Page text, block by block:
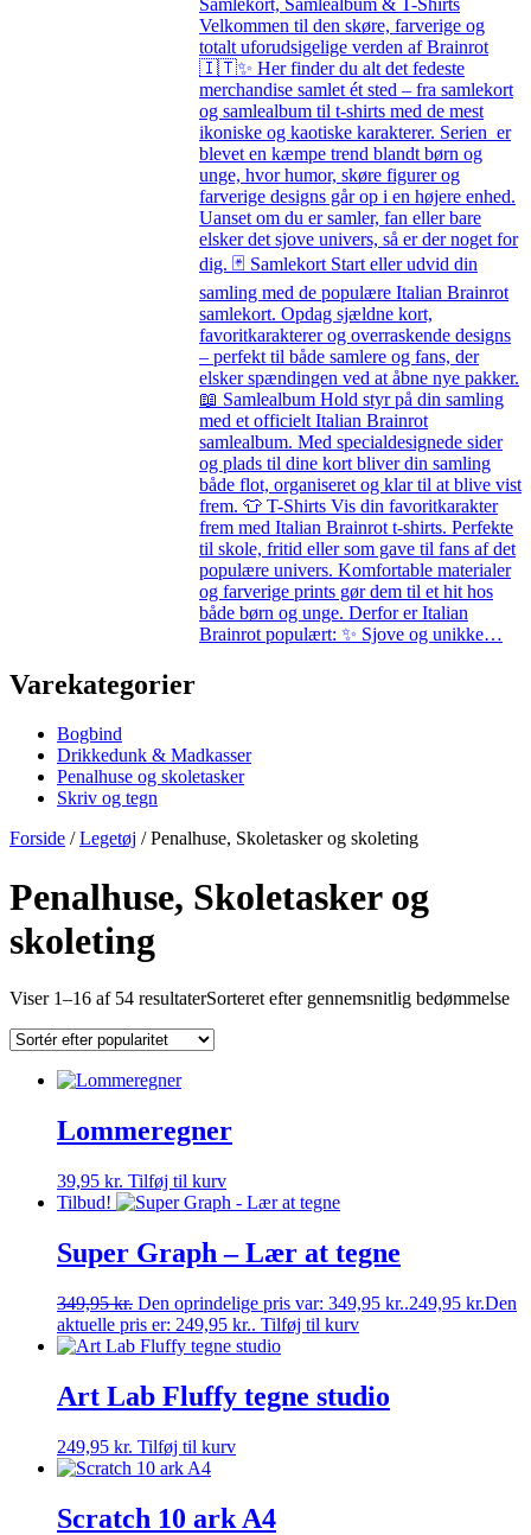
Velkommen til den skøre, farverige og
totalt uforudsigelige verden af Brainrot
🇮🇹✨ Her finder du alt det fedeste
merchandise samlet ét sted – fra samlekort
og samlealbum til t-shirts med de mest
ikoniske og kaotiske karakterer. Serien er
blevet en kæmpe trend blandt børn og
unge, hvor humor, skøre figurer og
farverige designs går op i en højere enhed.
Uanset om du er samler, fan eller bare
elsker det sjove univers, så er der noget for
dig. 🃏 Samlekort Start eller udvid din
samling med de populære Italian Brainrot
samlekort. Opdag sjældne kort,
favoritkarakterer og overraskende designs
– perfekt til både samlere og fans, der
elsker spændingen ved at åbne nye pakker.
📖 Samlealbum Hold styr på din samling
med et officielt Italian Brainrot
samlealbum. Med specialdesignede sider
og plads til dine kort bliver din samling
både flot, organiseret og klar til at blive vist
frem. 👕 T-Shirts Vis din favoritkarakter
frem med Italian Brainrot t-shirts. Perfekte
til skole, fritid eller som gave til fans af det
populære univers. Komfortable materialer
og farverige prints gør dem til et hit hos
både børn og unge. Derfor er Italian
Brainrot populært: ✨ Sjove og unikke…
Varekategorier
Bogbind
Drikkedunk & Madkasser
Penalhuse og skoletasker
Skriv og tegn
Forside /Legetøj / Penalhuse, Skoletasker og skoleting
Penalhuse, Skoletasker og
skoleting
Viser 1–16 af 54 resultaterSorteret efter gennemsnitlig bedømmelse
Lommeregner
39,95 kr. Tilføj til kurv
Tilbud!
Super Graph – Lær at tegne
349,95kr. Den oprindelige pris var: 349,95 kr..249,95 kr.Den
aktuelle pris er: 249,95 kr.. Tilføj til kurv
Art Lab Fluffy tegne studio
249,95 kr. Tilføj til kurv
Scratch 10 ark A4